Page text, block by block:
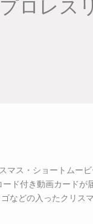
ロレス
マス・ショートムービ
ド付き動画カードが
などの入ったクリス